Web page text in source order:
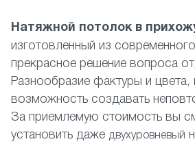
Натяжной потолок в
изготовленный из
прекрасное решение вопроса
Разнообразие фактуры и цвета,
возможность создавать
За приемлемую стоимость вы
установить даже двухуровневый